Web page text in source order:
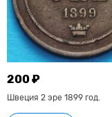
200 ₽
Швеция 2 эре 1899 год.